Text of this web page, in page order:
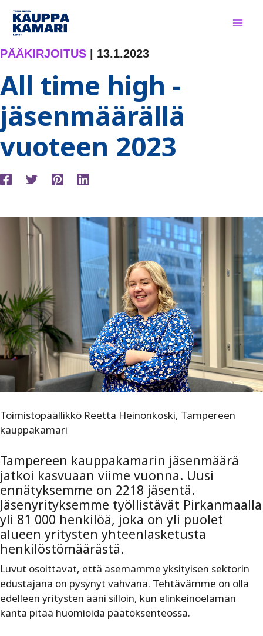
Siirry
sisältöön
PÄÄKIRJOITUS 13.1.2023
All time high -
jäsenmäärällä
vuoteen 2023
Toimistopäällikkö Reetta Heinonkoski, Tampereen
kauppakamari
Tampereen kauppakamarin jäsenmäärä
jatkoi kasvuaan viime vuonna. Uusi
ennätyksemme on 2218 jäsentä.
Jäsenyrityksemme työllistävät Pirkanmaalla
yli 81 000 henkilöä, joka on yli puolet
alueen yritysten yhteenlasketusta
henkilöstömäärästä.
Luvut osoittavat, että asemamme yksityisen sektorin
edustajana on pysynyt vahvana. Tehtävämme on olla
edelleen yritysten ääni silloin, kun elinkeinoelämän
kanta pitää huomioida päätöksenteossa.